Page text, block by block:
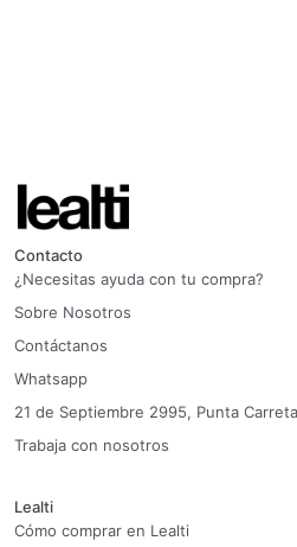
Contacto
¿Necesitas ayuda con tu compra?
Sobre Nosotros
Contáctanos
Whatsapp
21 de Septiembre 2995, Punta
Trabaja con nosotros
Lealti
Cómo comprar en Lealti